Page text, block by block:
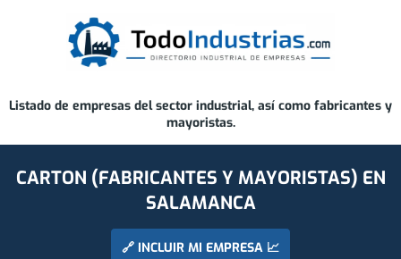
Listado de empresas del sector industrial, así como fabricantes y
mayoristas.
CARTON (FABRICANTES Y MAYORISTAS) EN
SALAMANCA
🔗 INCLUIR MI EMPRESA 📈